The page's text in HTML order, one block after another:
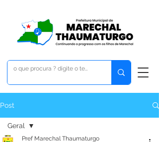
Post
Geral
Pref Marechal Thaumaturgo